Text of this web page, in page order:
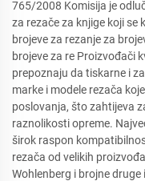
765/2008 Komisija je
za rezače za knjige koji se
brojeve za rezanje za
brojeve za re Proizvođači
prepoznaju da tiskarne i
marke i modele rezača
poslovanja, što zahtijeva
raznolikosti opreme.
širok raspon
rezača od velikih
Wohlenberg i brojne